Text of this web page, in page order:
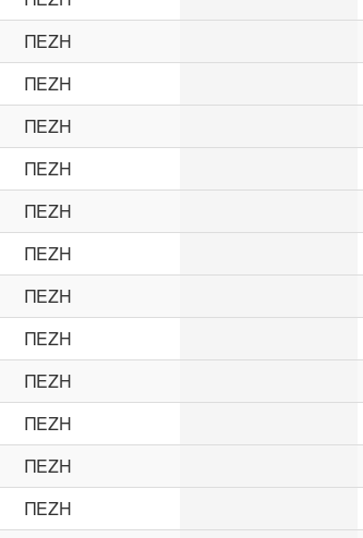
ΠΕΖΗ
ΠΕΖΗ
ΠΕΖΗ
ΠΕΖΗ
ΠΕΖΗ
ΠΕΖΗ
ΠΕΖΗ
ΠΕΖΗ
ΠΕΖΗ
ΠΕΖΗ
ΠΕΖΗ
ΠΕΖΗ